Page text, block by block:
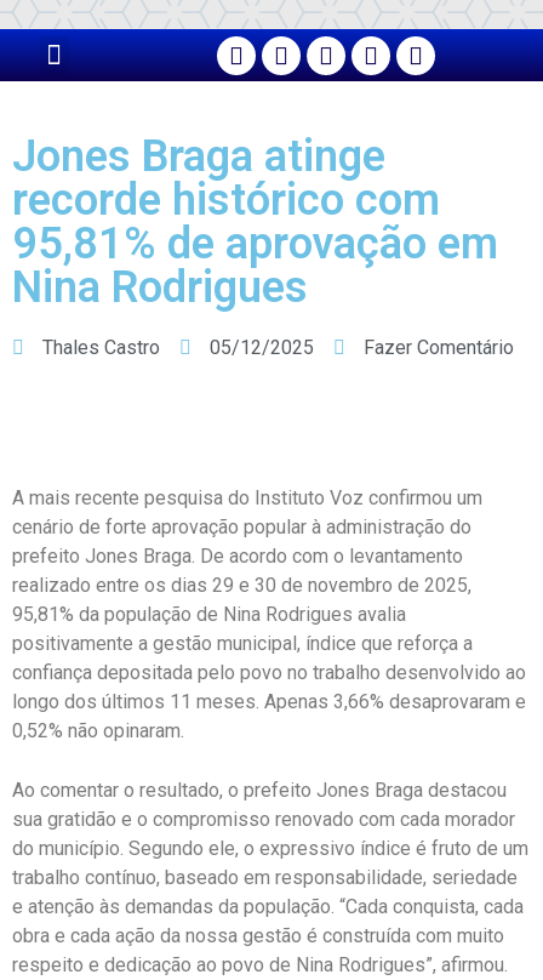
Jones Braga atinge
recorde histórico com
95,81% de aprovação em
Nina Rodrigues
Thales Castro 05/12/2025 Fazer Comentário
A mais recente pesquisa do Instituto Voz confirmou um
cenário de forte aprovação popular à administração do
prefeito Jones Braga. De acordo com o levantamento
realizado entre os dias 29 e 30 de novembro de 2025,
95,81% da população de Nina Rodrigues avalia
positivamente a gestão municipal, índice que reforça a
confiança depositada pelo povo no trabalho desenvolvido ao
longo dos últimos 11 meses. Apenas 3,66% desaprovaram e
0,52% não opinaram.
Ao comentar o resultado, o prefeito Jones Braga destacou
sua gratidão e o compromisso renovado com cada morador
do município. Segundo ele, o expressivo índice é fruto de um
trabalho contínuo, baseado em responsabilidade, seriedade
e atenção às demandas da população. “Cada conquista, cada
obra e cada ação da nossa gestão é construída com muito
respeito e dedicação ao povo de Nina Rodrigues”, afirmou.